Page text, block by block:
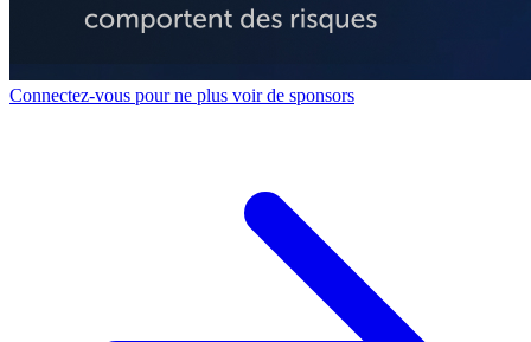
Connectez-vous pour ne plus voir de sponsors